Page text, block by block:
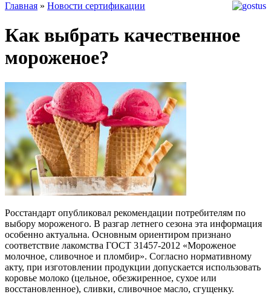
Главная » Новости сертификации
Как выбрать качественное
мороженое?
Росстандарт опубликовал рекомендации потребителям по
выбору мороженого. В разгар летнего сезона эта информация
особенно актуальна. Основным ориентиром признано
соответствие лакомства ГОСТ 31457-2012 «Мороженое
молочное, сливочное и пломбир». Согласно нормативному
акту, при изготовлении продукции допускается использовать
коровье молоко (цельное, обезжиренное, сухое или
восстановленное), сливки, сливочное масло, сгущенку.